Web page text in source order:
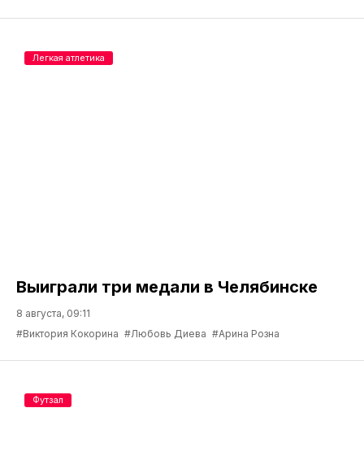
Выиграли три медали в Челябинске
8 августа, 09:11
#Виктория Кокорина #Любовь Диева #Арина Розна
Легкая атлетика
Футзал